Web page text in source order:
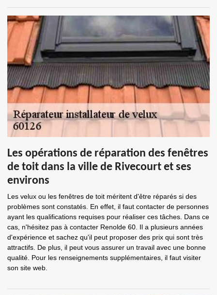
Les opérations de réparation des fenêtres
de toit dans la ville de Rivecourt et ses
environs
Les velux ou les fenêtres de toit méritent d'être réparés si des
problèmes sont constatés. En effet, il faut contacter de personnes
ayant les qualifications requises pour réaliser ces tâches. Dans ce
cas, n'hésitez pas à contacter Renolde 60. Il a plusieurs années
d'expérience et sachez qu'il peut proposer des prix qui sont très
attractifs. De plus, il peut vous assurer un travail avec une bonne
qualité. Pour les renseignements supplémentaires, il faut visiter
son site web.